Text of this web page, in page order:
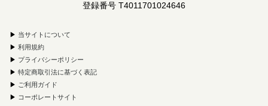
登録番号 T4011701024646
▶ 当サイトについて
▶ 利用規約
▶ プライバシーポリシー
▶ 特定商取引法に基づく表記
▶ ご利用ガイド
▶ コーポレートサイト